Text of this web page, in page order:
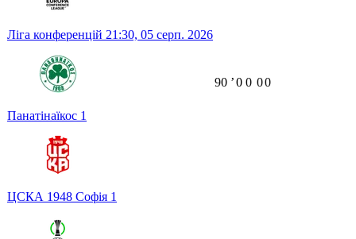
Ліга конференцій 21:30, 05 серп. 2026
Панатінаїкос 1
ЦСКА 1948 Софія 1
90 ʼ0 0 00